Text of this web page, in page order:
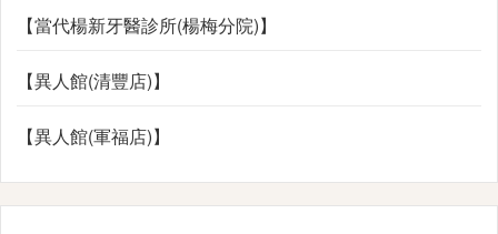
【當代楊新牙醫診所(楊梅分院)】
【異人館(清豐店)】
【異人館(軍福店)】